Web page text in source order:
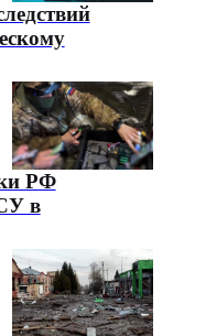
РФ
в